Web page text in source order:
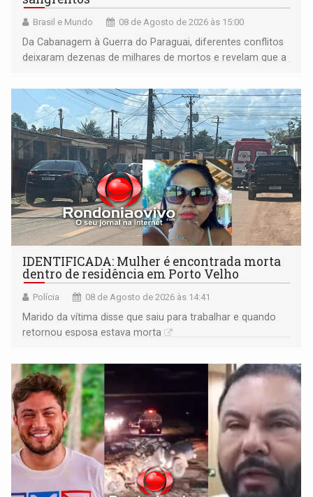
Brasil e Mundo 08 de Agosto de 2026 às 15:00
Da Cabanagem à Guerra do Paraguai, diferentes conflitos
deixaram dezenas de milhares de mortos e revelam que a
territoriais e sociais
IDENTIFICADA: Mulher é encontrada morta
dentro de residência em Porto Velho
Polícia 08 de Agosto de 2026 às 14:41
Marido da vítima disse que saiu para trabalhar e quando
retornou esposa estava morta